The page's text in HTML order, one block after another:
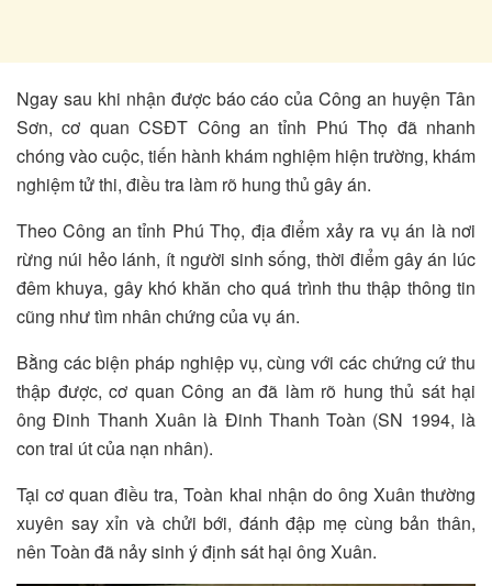
Ngay sau khi nhận được báo cáo của Công an huyện Tân
Sơn, cơ quan CSĐT Công an tỉnh Phú Thọ đã nhanh
chóng vào cuộc, tiến hành khám nghiệm hiện trường, khám
nghiệm tử thi, điều tra làm rõ hung thủ gây án.
Theo Công an tỉnh Phú Thọ, địa điểm xảy ra vụ án là nơi
rừng núi hẻo lánh, ít người sinh sống, thời điểm gây án lúc
đêm khuya, gây khó khăn cho quá trình thu thập thông tin
cũng như tìm nhân chứng của vụ án.
Bằng các biện pháp nghiệp vụ, cùng với các chứng cứ thu
thập được, cơ quan Công an đã làm rõ hung thủ sát hại
ông Đinh Thanh Xuân là Đinh Thanh Toàn (SN 1994, là
con trai út của nạn nhân).
Tại cơ quan điều tra, Toàn khai nhận do ông Xuân thường
xuyên say xỉn và chửi bới, đánh đập mẹ cùng bản thân,
nên Toàn đã nảy sinh ý định sát hại ông Xuân.